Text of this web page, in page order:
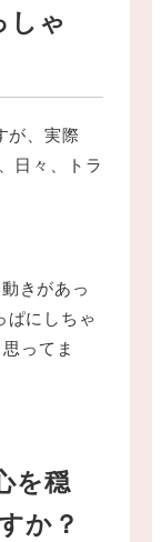
しゃ
が、実際
日々、トラ
きがあっ
ぱにしちゃ
ってま
を穏
か？